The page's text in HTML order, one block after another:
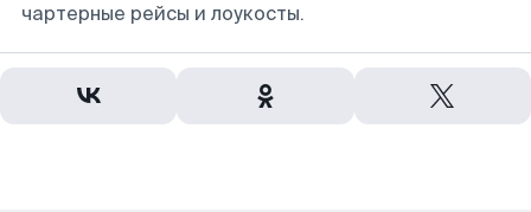
чартерные рейсы и лоукосты.